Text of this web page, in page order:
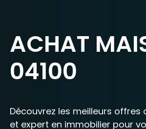
ACHAT
04100
Découvrez les meilleurs offres
et expert en immobilier pour